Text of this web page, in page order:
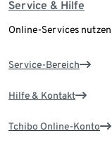
Service & Hilfe
Online-Services
Service-Bereich
Hilfe & Kontakt
Tchibo Online-Konto